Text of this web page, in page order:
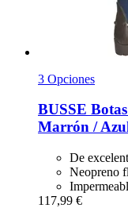
3 Opciones
BUSSE
Marrón /
De
Neopreno
117,99 €